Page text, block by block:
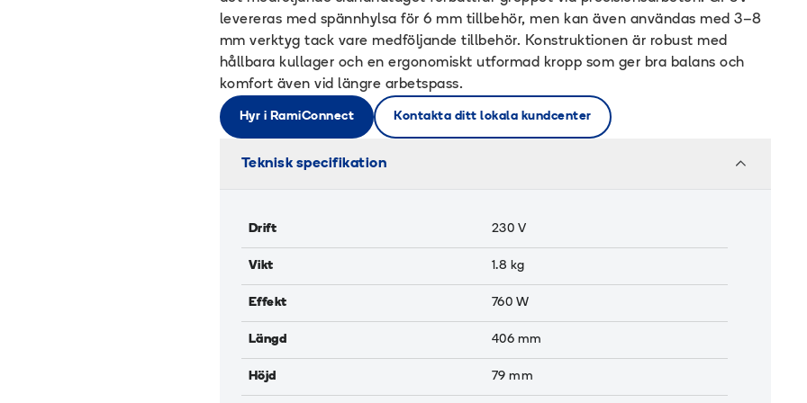
levereras med spännhylsa för 6 mm tillbehör, men kan även användas med 3–8
mm verktyg tack vare medföljande tillbehör. Konstruktionen är robust med
hållbara kullager och en ergonomiskt utformad kropp som ger bra balans och
komfort även vid längre arbetspass.
Hyr i RamiConnect Kontakta ditt lokala kundcenter
Teknisk specifikation
Drift 230 V
Vikt 1.8 kg
Effekt 760 W
Längd 406 mm
Höjd 79 mm